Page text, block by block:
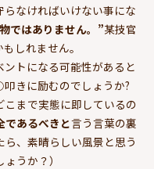
なければいけない事にな
ではありません。”某技官
しれません。
トになる可能性があると
きに励むのでしょうか?
こまで実態に即しているの
であるべきと言う言葉の裏
、素晴らしい風景と思う
うか？）